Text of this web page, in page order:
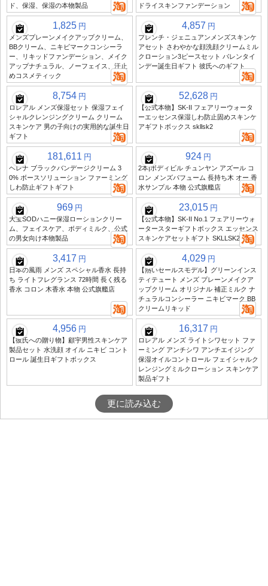
ド、保湿、保湿の本物製品
ドライスキンファンデーション
1,825 円
メンズプレーンメイクアップクリーム、
BBクリーム、ニキビマークコンシーラ
ー、リキッドファンデーション、メイク
アップナチュラル、ノーフェイス、汗止
めコスメティック
4,857 円
フレンチ・ジェニュアンメンズスキンケ
アセット さわやかな顔洗顔クリームミル
クローション3ピースセット バレンタイ
ンデー誕生日ギフト 彼氏へのギフト
8,754 円
ロレアル メンズ保湿セット 保湿フェイ
シャルクレンジングクリーム クリーム
スキンケア 男の子向けの実用的な誕生日
ギフト
52,628 円
【公式本物】SK-II フェアリーウォータ
ーエッセンス保湿しわ防止固めスキンケ
アギフトボックス skllsk2
181,611 円
ヘレナ ブラックバンデージクリーム 3
0% ボースソリューション ファーミング
しわ防止ギフトギフト
924 円
2本|ボディビル チュンヤン アズール コ
ロン メンズパフューム 長持ち木 オー 香
水サンプル 本物 公式旗艦店
969 円
大宝SODハニー保湿ローションクリー
ム、フェイスケア、ボディミルク、公式
の男女向け本物製品
23,015 円
【公式本物】SK-II No.1 フェアリーウォ
ータースターギフトボックス エッセンス
スキンケアセットギフト SKLLSK2
3,417 円
日本の風雨 メンズ スペシャル香水 長持
ち ライトフレグランス 72時間 長く残る
香水 コロン 木香水 本物 公式旗艦店
4,029 円
【熱いセールスモデル】グリーンインス
ティテュート メンズ プレーンメイクア
ップクリーム オリジナル 補正ミルク ナ
チュラルコンシーラー ニキビマーク BB
クリームリキッド
4,956 円
【彼氏への贈り物】顧宇男性スキンケア
製品セット 水洗顔 オイル ニキビ コント
ロール 誕生日ギフトボックス
16,317 円
ロレアル メンズ ライトシワセット ファ
ーミング アンチシワ アンチエイジング
保湿オイルコントロール フェイシャルク
レンジングミルクローション スキンケア
製品ギフト
更に読み込む